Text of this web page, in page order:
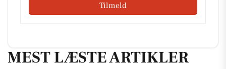
Tilmeld
MEST LÆSTE ARTIKLER